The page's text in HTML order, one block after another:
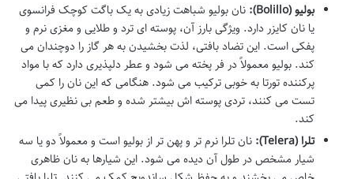
بولیو (Bolillo):
نان بولیو شباهت زیادی به یک باگت کوچک فرانسوی
یا نان کایزر دارد. ویژگی بارز آن، پوسته ای ترد و طلایی و مغزی نرم و
پفکی است. این تضاد بافتی، لذت بخشیدن به هر گاز را دوچندان می
کند. بولیو معمولاً در فر پخته می شود و عطر دلپذیری دارد که با مواد
پرکننده تورتا به خوبی ترکیب می شود. هنگامی که این نان را کمی
تست می کنند، تردی پوسته اش بیشتر شده و طعم بی نظیری پیدا می
کند.
تلرا (Telera):
نان تلرا نرم تر و پهن تر از بولیو است و معمولاً دو یا سه
شیار مشخص در طول آن دیده می شود. این شیارها به نان ظاهری